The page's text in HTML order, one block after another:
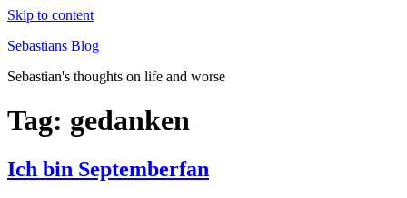
Skip to content
Sebastians Blog
Sebastian's thoughts on life and worse
Tag: gedanken
Ich bin Septemberfan